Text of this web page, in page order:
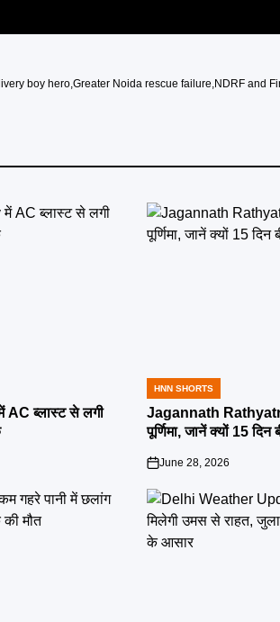
boy hero,Greater Noida rescue failure,NDRF and
ब्लास्ट से लगी
POSTED
IN
HNN SHORTS
Jagannath
पूर्णिमा, जानें क्यों 15 दिन
on
June 28, 2026